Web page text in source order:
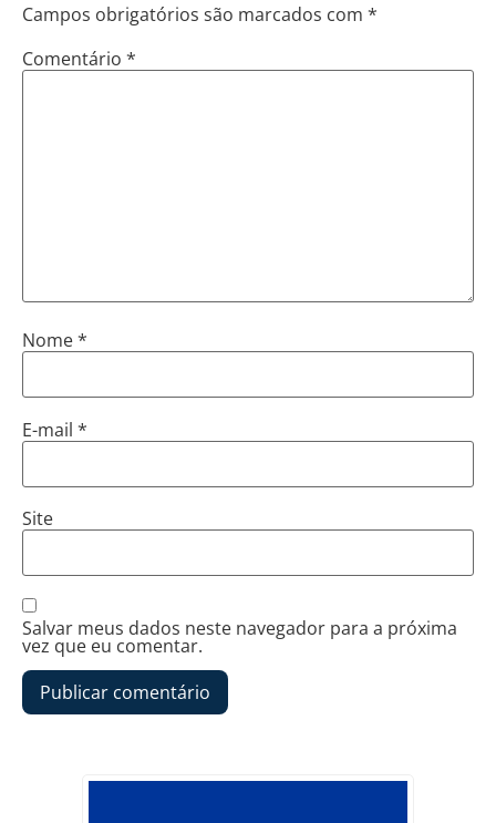
Campos obrigatórios são marcados com *
Comentário *
Nome*
E-mail *
Site
Salvar meus dados neste navegador para a próxima
vez que eu comentar.